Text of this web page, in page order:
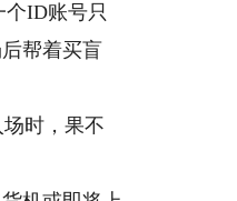
个ID账号只
帮着买盲
时，果不